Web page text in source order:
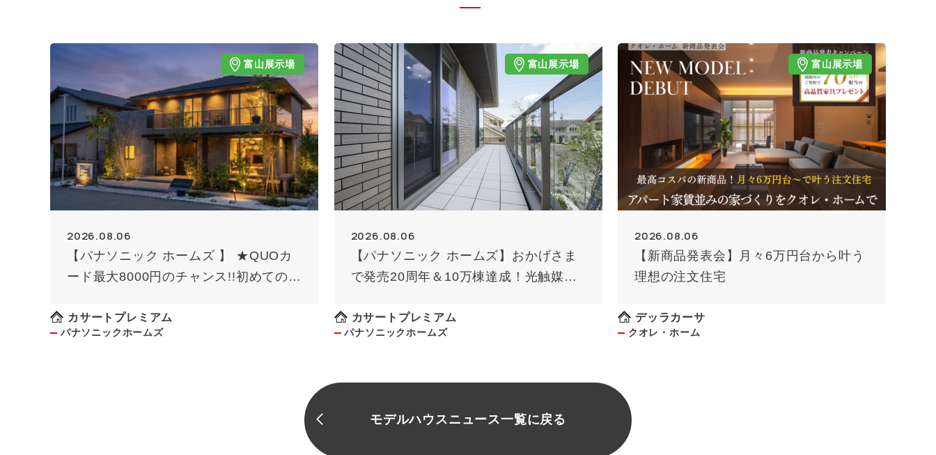
富山展示場
2026.08.06
【パナソニック ホームズ 】 ★QUOカ
ード最大8000円のチャンス!!初めての方
カサートプレミアム
パナソニックホームズ
富山展示場
2026.08.06
【パナソニック ホームズ】おかげさま
で発売20周年＆10万棟達成！光触媒外
カサートプレミアム
パナソニックホームズ
富山展示場
2026.08.06
【新商品発表会】月々6万円台から叶う
理想の注文住宅
デッラカーサ
クオレ・ホーム
モデルハウスニュース一覧に戻る